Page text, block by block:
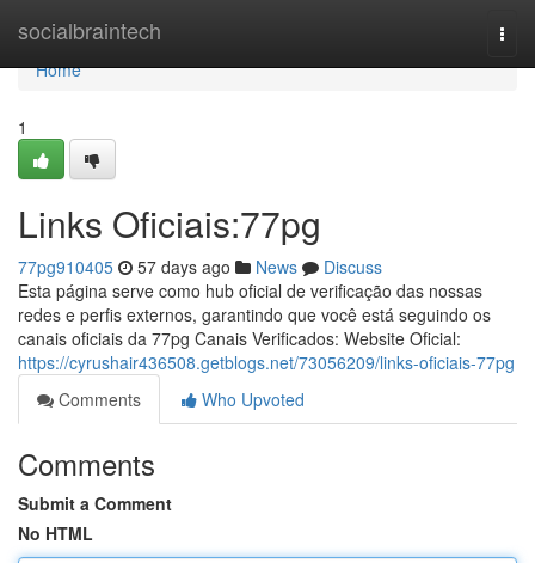
socialbraintech
Home
Home
1
Links Oficiais:77pg
77pg910405 57 days ago News
Discuss
Esta página serve como hub oficial de verificação das nossas
redes e perfis externos, garantindo que você está seguindo os
canais oficiais da 77pg Canais Verificados: Website Oficial:
https://cyrushair436508.getblogs.net/73056209/links-oficiais-77pg
Comments
Who Upvoted
Comments
Submit a Comment
No HTML